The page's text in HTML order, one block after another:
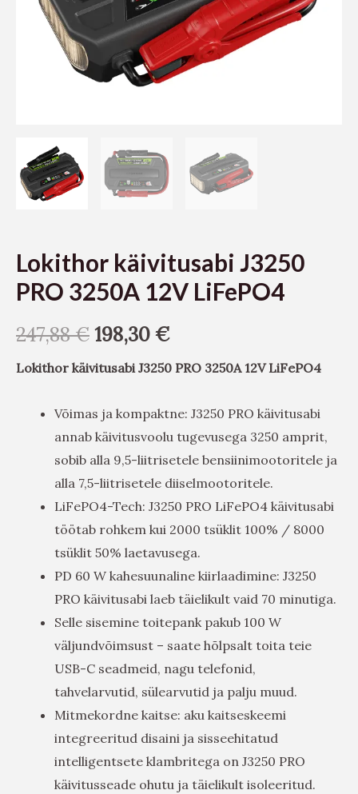
Lokithor käivitusabi J3250
PRO 3250A 12V LiFePO4
247,88€198,30€
Lokithor käivitusabi J3250 PRO 3250A 12V LiFePO4
Võimas ja kompaktne: J3250 PRO käivitusabi
annab käivitusvoolu tugevusega 3250 amprit,
sobib alla 9,5-liitrisetele bensiinimootoritele ja
alla 7,5-liitrisetele diiselmootoritele.
LiFePO4-Tech: J3250 PRO LiFePO4 käivitusabi
töötab rohkem kui 2000 tsüklit 100% / 8000
tsüklit 50% laetavusega.
PD 60 W kahesuunaline kiirlaadimine: J3250
PRO käivitusabi laeb täielikult vaid 70 minutiga.
Selle sisemine toitepank pakub 100 W
väljundvõimsust – saate hõlpsalt toita teie
USB-C seadmeid, nagu telefonid,
tahvelarvutid, sülearvutid ja palju muud.
Mitmekordne kaitse: aku kaitseskeemi
integreeritud disaini ja sisseehitatud
intelligentsete klambritega on J3250 PRO
käivitusseade ohutu ja täielikult isoleeritud.